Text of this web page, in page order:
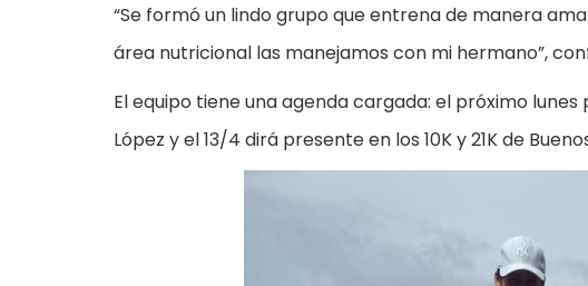
“Se formó un lindo grupo que entrena de manera
área nutricional las manejamos con mi hermano”,
El equipo tiene una agenda cargada: el próximo
López y el 13/4 dirá presente en los 10K y 21K de